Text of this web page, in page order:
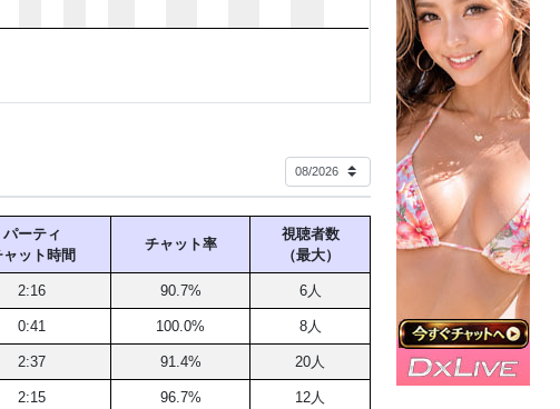
パーティ
ャット時間
チャット率
視聴者数
（最大）
2:16 90.7% 6人
0:41 100.0% 8人
2:37 91.4% 20人
2:15 96.7% 12人